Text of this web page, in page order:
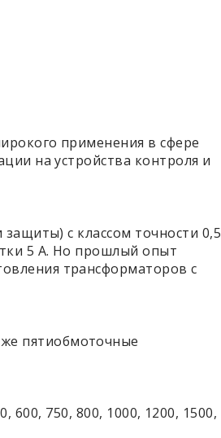
применения в сфере
на устройства контроля и
с классом точности 0,5
5 А. Но прошлый опыт
трансформаторов с
пятиобмоточные
600, 750, 800, 1000, 1200, 1500,